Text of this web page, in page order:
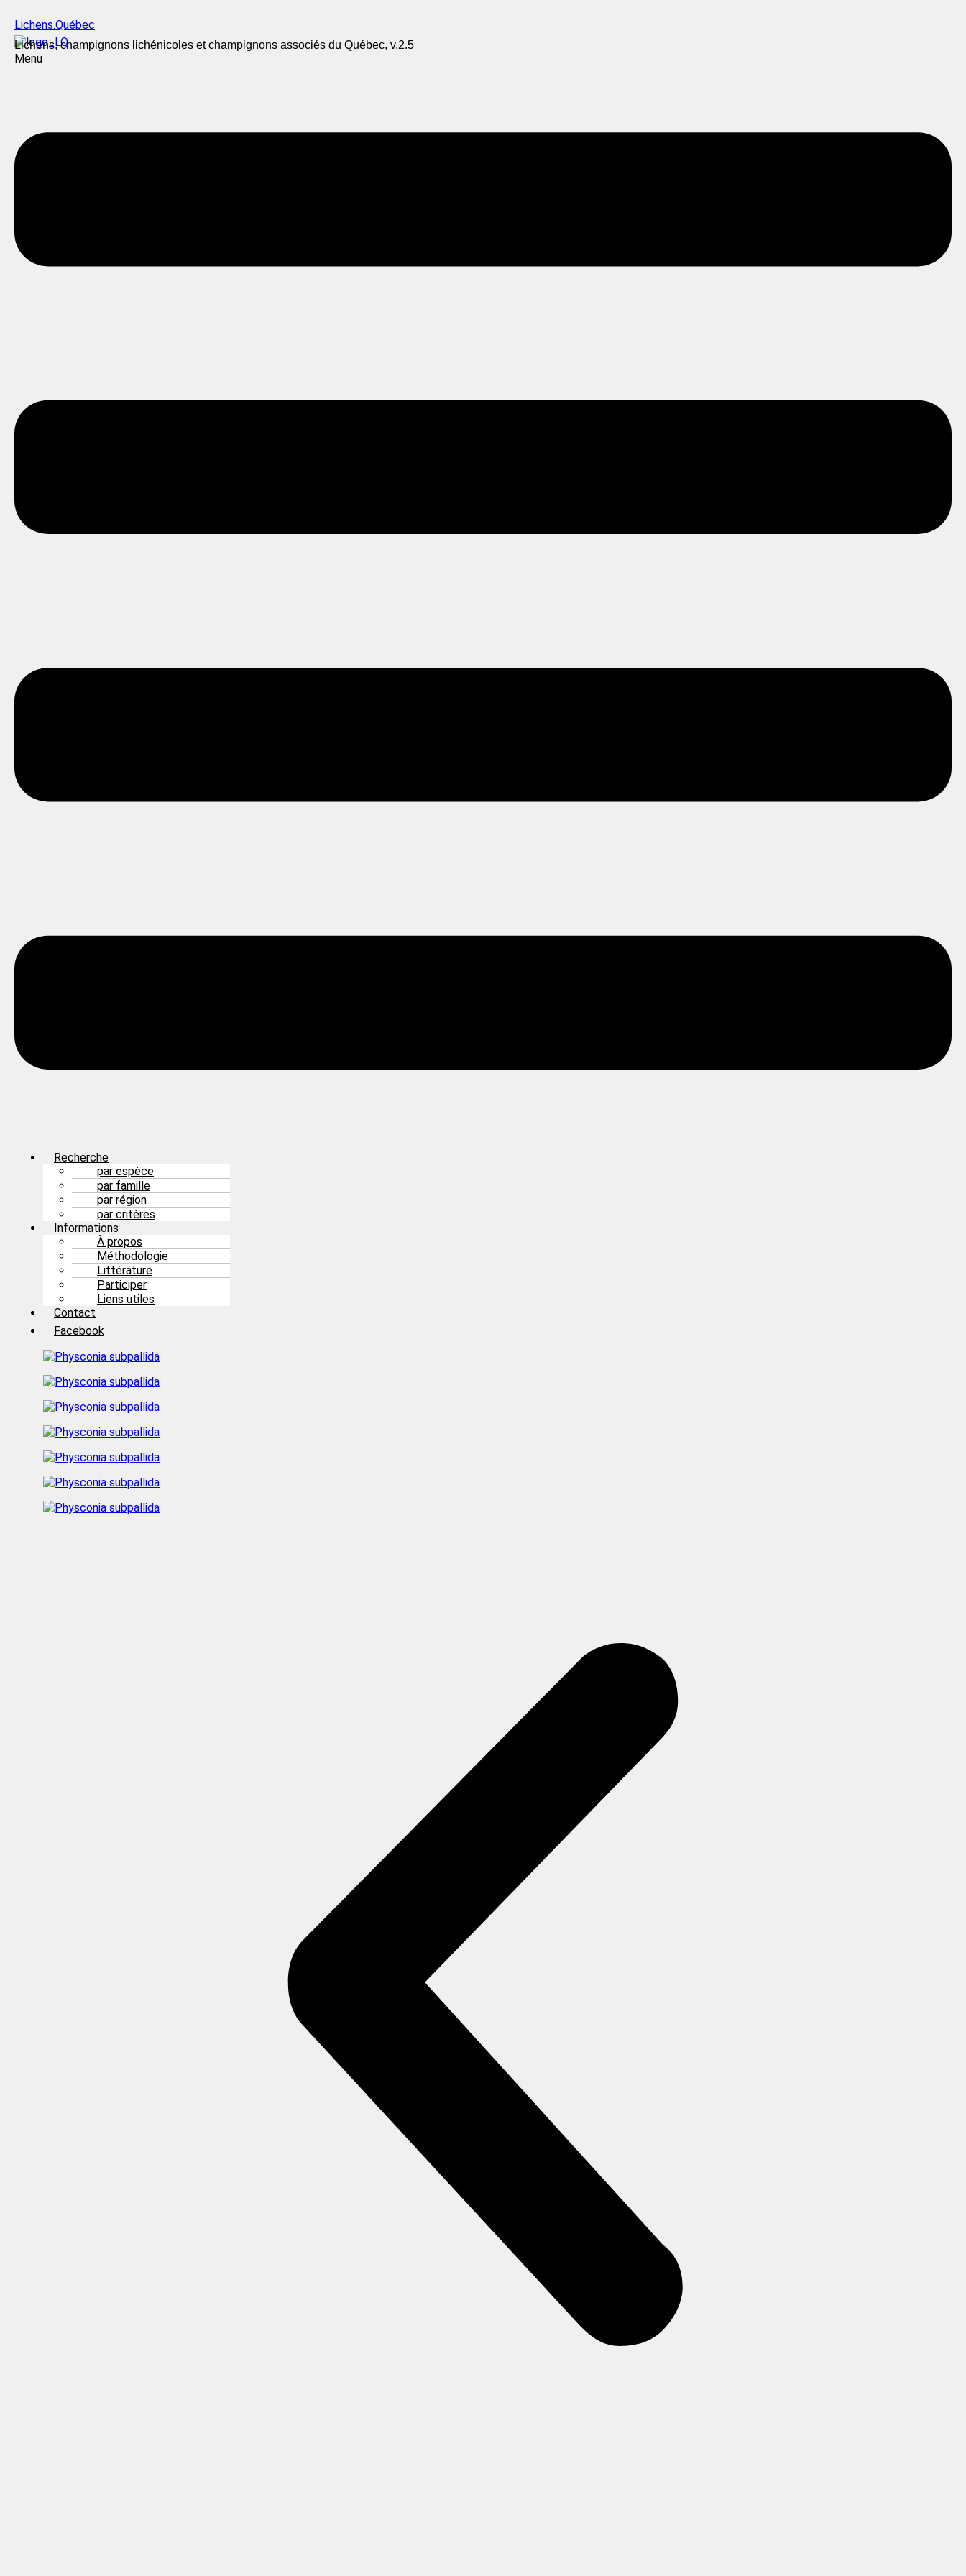
Lichens.Québec
Lichens, champignons lichénicoles et champignons associés du Québec, v.2.5
Menu
Recherche
par espèce
par famille
par région
par critères
Informations
À propos
Méthodologie
Littérature
Participer
Liens utiles
Contact
Facebook